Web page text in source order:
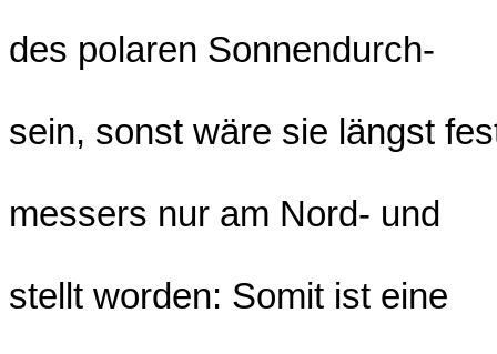
des polaren Sonnendurch-
sein, sonst wäre sie längst
messers nur am Nord- und
stellt worden: Somit ist eine